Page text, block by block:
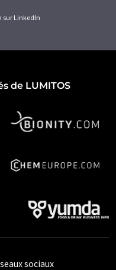
sur LinkedIn
de LUMITOS
sociaux